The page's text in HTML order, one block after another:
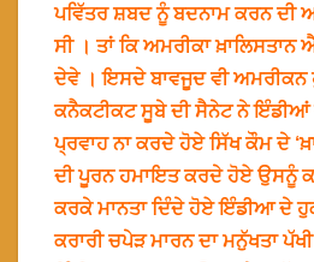
ਪਵਿੱਤਰ ਸ਼ਬਦ ਨੂੰ ਬਦਨਾਮ ਕਰਨ ਦੀ
ਸੀ । ਤਾਂ ਕਿ ਅਮਰੀਕਾ ਖ਼ਾਲਿਸਤਾਨ
ਦੇਵੇ । ਇਸਦੇ ਬਾਵਜੂਦ ਵੀ ਅਮਰੀਕਨ
ਕਨੈਕਟੀਕਟ ਸੂਬੇ ਦੀ ਸੈਨੇਟ ਨੇ ਇੰਡੀਆਂ
ਪ੍ਰਵਾਹ ਨਾ ਕਰਦੇ ਹੋਏ ਸਿੱਖ ਕੌਮ ਦੇ
ਦੀ ਪੂਰਨ ਹਮਾਇਤ ਕਰਦੇ ਹੋਏ ਉਸਨੂੰ
ਕਰਕੇ ਮਾਨਤਾ ਦਿੰਦੇ ਹੋਏ ਇੰਡੀਆ ਦੇ
ਕਰਾਰੀ ਚਪੇੜ ਮਾਰਨ ਦਾ ਮਨੁੱਖਤਾ